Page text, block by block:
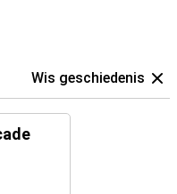
Wis geschiedenis